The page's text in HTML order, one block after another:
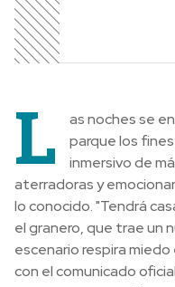
L
as noches se
parque los
inmersivo de
aterradoras y
lo conocido. "Tendrá
el granero, que trae un
escenario respira
con el comunicado